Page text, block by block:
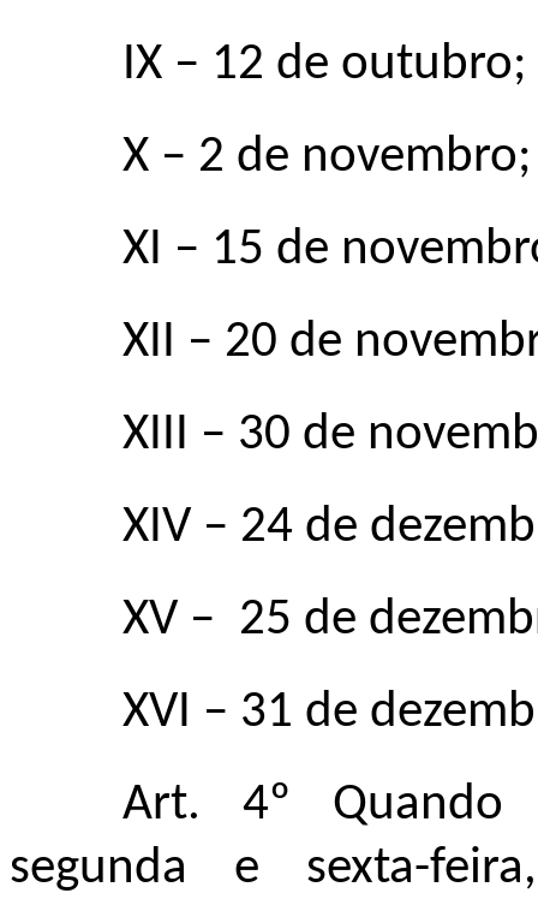
IX – 12 de outubro;
X – 2 de novembro;
XI – 15 de
XII – 20 de
XIII – 30 de
XIV – 24 de
XV – 25 de
XVI – 31 de
Art. 4º Quando
segunda e sexta-